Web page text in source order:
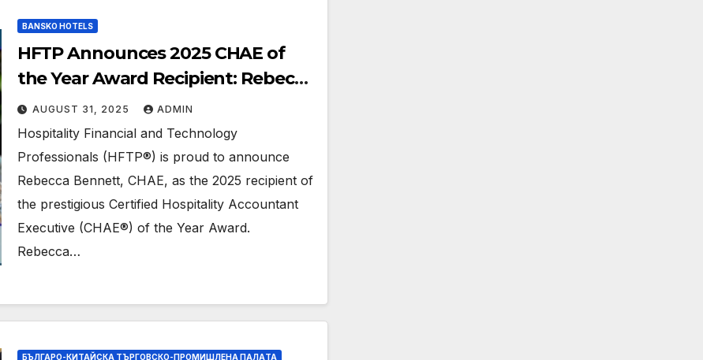
BANSKO HOTELS
HFTP Announces 2025 CHAE of
the Year Award Recipient: Rebecca
Bennett, CHAE
AUGUST 31, 2025 ADMIN
Hospitality Financial and Technology
Professionals (HFTP®) is proud to announce
Rebecca Bennett, CHAE, as the 2025 recipient of
the prestigious Certified Hospitality Accountant
Executive (CHAE®) of the Year Award.
Rebecca…
БЪЛГАРО-КИТАЙСКА ТЪРГОВСКО-ПРОМИШЛЕНА ПАЛAТА